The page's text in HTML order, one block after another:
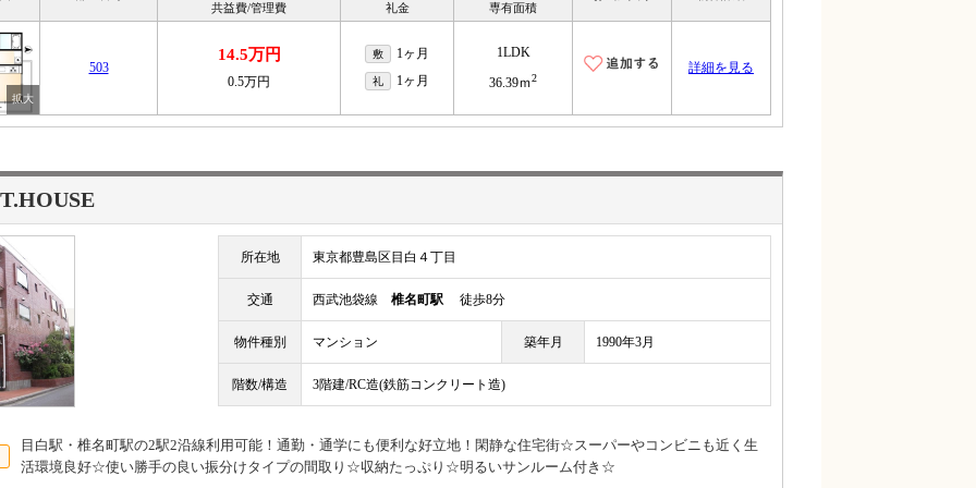
共益費/管理費
礼金 専有面積
503
14.5万円
0.5万円
敷 1ヶ月
礼 1ヶ月
1LDK
36.39ｍ2
詳細を見る
所在地 東京都豊島区目白４丁目
交通 西武池袋線 椎名町駅 徒歩8分
物件種別 マンション 築年月 1990年3月
階数/構造 3階建/RC造(鉄筋コンクリート造)
目白駅・椎名町駅の2駅2沿線利用可能！通勤・通学にも便利な好立地！閑静な住宅街☆スーパーやコンビニも近く生
活環境良好☆使い勝手の良い振分けタイプの間取り☆収納たっぷり☆明るいサンルーム付き☆